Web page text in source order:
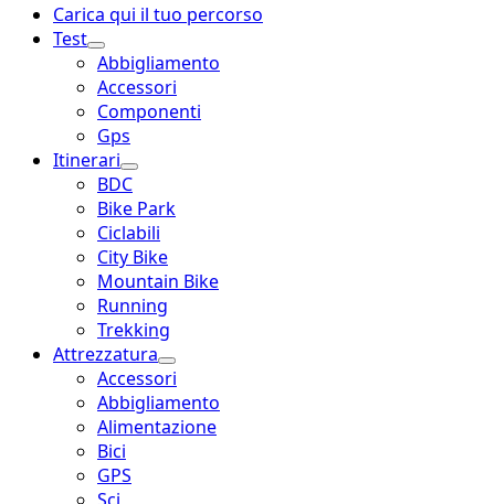
Menu
principale
Carica qui il tuo percorso
Test
Abbigliamento
Accessori
Componenti
Gps
Itinerari
BDC
Bike Park
Ciclabili
City Bike
Mountain Bike
Running
Trekking
Attrezzatura
Accessori
Abbigliamento
Alimentazione
Bici
GPS